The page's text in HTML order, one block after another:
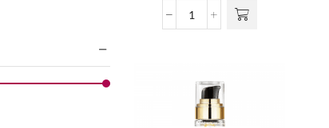
Skin
aantal